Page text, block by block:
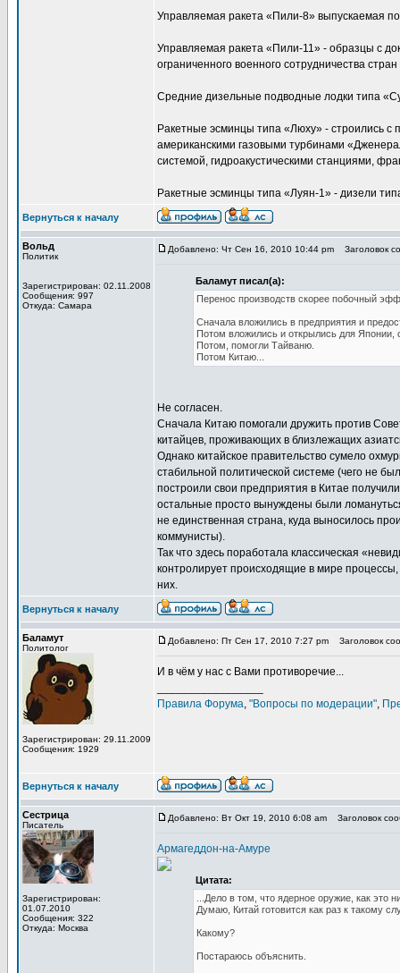
Управляемая ракета «Пили-8» выпускаемая
Управляемая ракета «Пили-11» - образцы с
ограниченного военного сотрудничества
Средние дизельные подводные лодки типа
Ракетные эсминцы типа «Люху» - строились
американскими газовыми турбинами
системой, гидроакустическими станциями,
Ракетные эсминцы типа «Луян-1» - дизели
Вернуться к началу
Вольд
Политик
Зарегистрирован: 02.11.2008
Сообщения: 997
Откуда: Самара
Добавлено: Чт Сен 16, 2010 10:44 pm Заголовок
Баламут писал(а):
Перенос производств скорее побочный
Сначала вложились в предприятия и
Потом вложились и открылись для Японии,
Потом, помогли Тайваню.
Потом Китаю...
Не согласен.
Сначала Китаю помогали дружить против
китайцев, проживающих в близлежащих
Однако китайское правительство сумело
стабильной политической системе (чего не
построили свои предприятия в Китае
остальные просто вынуждены были
не единственная страна, куда выносилось
коммунисты).
Так что здесь поработала классическая
контролирует происходящие в мире
них.
Вернуться к началу
Баламут
Политолог
Зарегистрирован: 29.11.2009
Сообщения: 1929
Добавлено: Пт Сен 17, 2010 7:27 pm Заголовок
И в чём у нас с Вами противоречие...
Правила Форума, "Вопросы по модерации",
Вернуться к началу
Сестрица
Писатель
Зарегистрирован:
01.07.2010
Сообщения: 322
Откуда: Москва
Добавлено: Вт Окт 19, 2010 6:08 am Заголовок
Армагеддон-на-Амуре
Цитата:
...Дело в том, что ядерное оружие, как это
Думаю, Китай готовится как раз к такому
Какому?
Постараюсь объяснить.